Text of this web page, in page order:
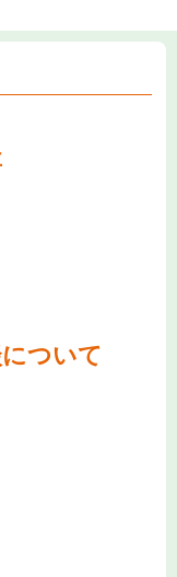
ついて